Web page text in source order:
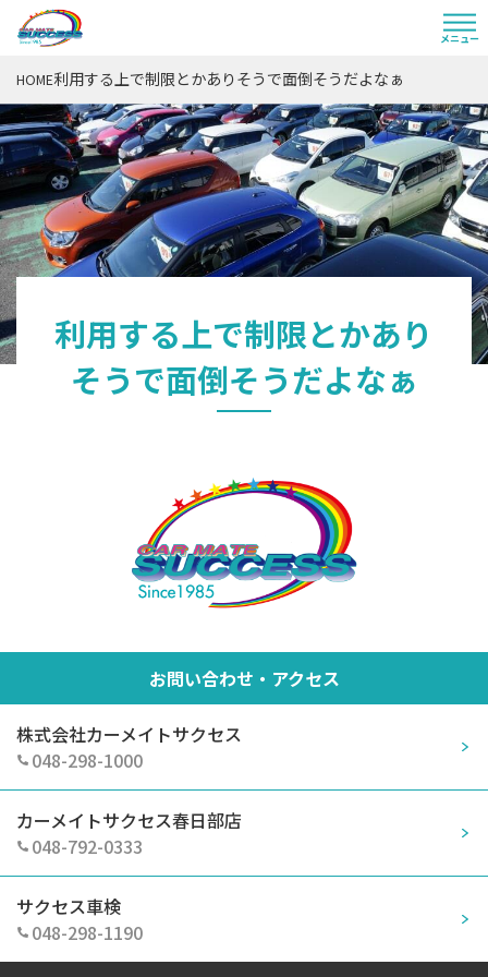
HOME利用する上で制限とかありそうで面倒そうだよなぁ
利用する上で制限とかあり
そうで面倒そうだよなぁ
お問い合わせ・アクセス
株式会社カーメイトサクセス
048-298-1000
カーメイトサクセス春日部店
048-792-0333
サクセス車検
048-298-1190